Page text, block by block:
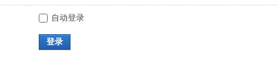
自动登录
登录